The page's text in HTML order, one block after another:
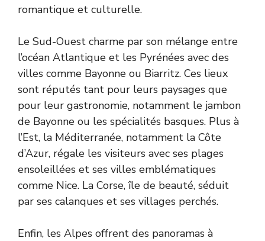
romantique et culturelle.
Le Sud-Ouest charme par son mélange entre
l’océan Atlantique et les Pyrénées avec des
villes comme Bayonne ou Biarritz. Ces lieux
sont réputés tant pour leurs paysages que
pour leur gastronomie, notamment le jambon
de Bayonne ou les spécialités basques. Plus à
l’Est, la Méditerranée, notamment la Côte
d’Azur, régale les visiteurs avec ses plages
ensoleillées et ses villes emblématiques
comme Nice. La Corse, île de beauté, séduit
par ses calanques et ses villages perchés.
Enfin, les Alpes offrent des panoramas à